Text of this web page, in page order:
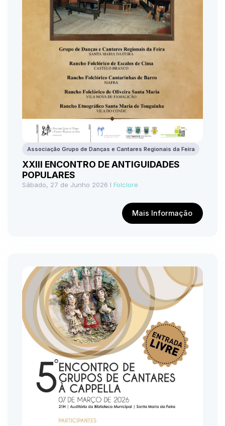
Associação Grupo de Danças e Cantares Regionais da Feira
XXIII ENCONTRO DE ANTIGUIDADES
POPULARES
Sábado, 27 de Junho 2026 IFolclore
Mais Informação